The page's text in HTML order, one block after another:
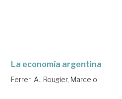
La economía argentina
Ferrer ,A.; Rougier, Marcelo